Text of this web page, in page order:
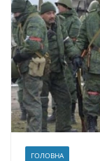
ГОЛОВНА